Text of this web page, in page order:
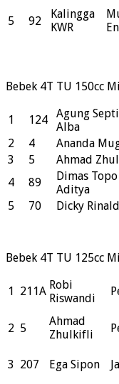
5 92
Kalingga
KWR
Bebek 4T TU 150cc
1 124
Agung
Alba
2
4 Ananda
3
5 Ahmad
4
89
Dimas Topo
Aditya
5
70 Dicky
Bebek 4T TU 125cc
1 211A Robi
Riswandi
2 5
Ahmad
Zhulkifli
3 207 Ega Sipon